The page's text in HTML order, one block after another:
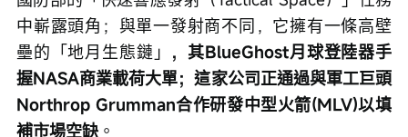
中嶄露頭角；與單一發射商不同，它擁有一條高壁
壘的「地月生態鏈」 ，其BlueGhost月球登陸器手
握NASA商業載荷大單；這家公司正通過與軍工巨頭
Northrop Grumman合作研發中型火箭(MLV)以填
補市場空缺 。